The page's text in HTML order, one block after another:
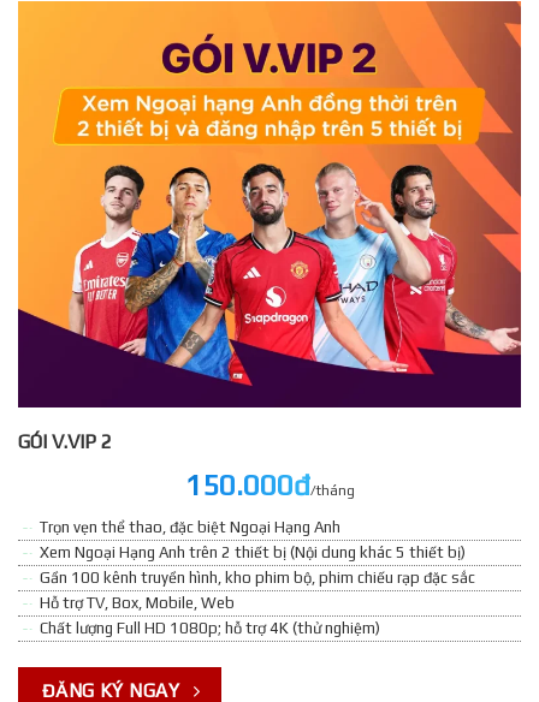
GÓI V.VIP 2
150.000đ/tháng
Trọn vẹn thể thao, đặc biệt Ngoại Hạng Anh
Xem Ngoại Hạng Anh trên 2 thiết bị (Nội dung khác 5 thiết bị)
Gần 100 kênh truyền hình, kho phim bộ, phim chiếu rạp đặc sắc
Hỗ trợ TV, Box, Mobile, Web
Chất lượng Full HD 1080p; hỗ trợ 4K (thử nghiệm)
ĐĂNG KÝ NGAY